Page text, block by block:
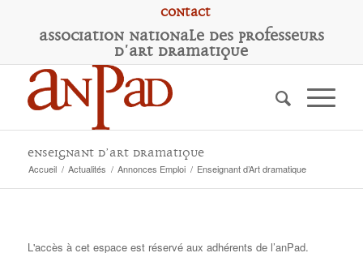
Contact
Association Nationale des Professeurs
d'Art Dramatique
Enseignant d’Art dramatique
Accueil / Actualités / Annonces Emploi / Enseignant d’Art dramatique
L'accès à cet espace est réservé aux adhérents de l’anPad.